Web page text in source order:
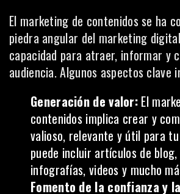
El marketing de contenidos se ha
piedra angular del marketing
capacidad para atraer, informar y
audiencia. Algunos aspectos clave
Generación de valor: El
contenidos implica crear y
valioso, relevante y útil para
puede incluir artículos de
infografías, videos y mucho
Fomento de la confianza y